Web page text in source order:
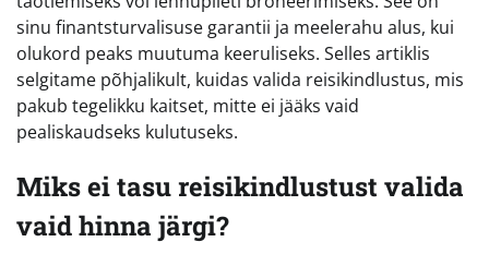
sinu finantsturvalisuse garantii ja meelerahu alus, kui
olukord peaks muutuma keeruliseks. Selles artiklis
selgitame põhjalikult, kuidas valida reisikindlustus, mis
pakub tegelikku kaitset, mitte ei jääks vaid
pealiskaudseks kulutuseks.
Miks ei tasu reisikindlustust valida
vaid hinna järgi?